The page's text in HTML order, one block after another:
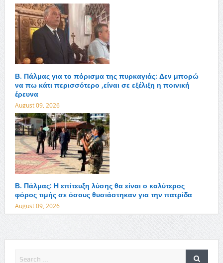
Β. Πάλμας για το πόρισμα της πυρκαγιάς: Δεν μπορώ
να πω κάτι περισσότερο ,είναι σε εξέλιξη η ποινική
έρευνα
August 09, 2026
Β. Πάλμας: Η επίτευξη λύσης θα είναι ο καλύτερος
φόρος τιμής σε όσους θυσιάστηκαν για την πατρίδα
August 09, 2026